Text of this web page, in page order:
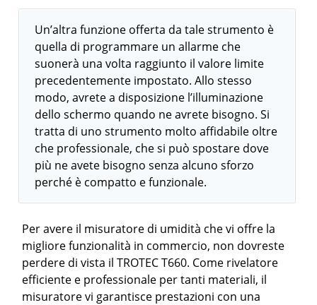
Un’altra funzione offerta da tale strumento è
quella di programmare un allarme che
suonerà una volta raggiunto il valore limite
precedentemente impostato. Allo stesso
modo, avrete a disposizione l’illuminazione
dello schermo quando ne avrete bisogno. Si
tratta di uno strumento molto affidabile oltre
che professionale, che si può spostare dove
più ne avete bisogno senza alcuno sforzo
perché è compatto e funzionale.
Per avere il misuratore di umidità che vi offre la
migliore funzionalità in commercio, non dovreste
perdere di vista il TROTEC T660. Come rivelatore
efficiente e professionale per tanti materiali, il
misuratore vi garantisce prestazioni con una